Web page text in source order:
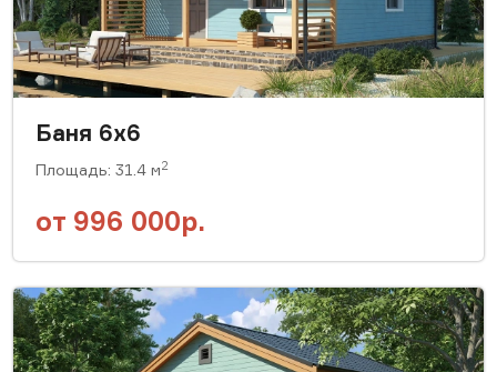
Баня 6x6
Площадь: 31.4 м2
от 996 000р.